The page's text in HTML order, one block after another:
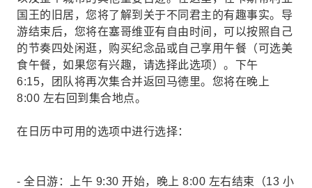
国王的旧居，您将了解到关于不同君主的有趣事实。导
游结束后，您将在塞哥维亚有自由时间，可以按照自己
的节奏四处闲逛，购买纪念品或自己享用午餐（可选美
食午餐，如果您有兴趣，请选择此选项）。下午
6:15，团队将再次集合并返回马德里。您将在晚上
8:00 左右回到集合地点。
在日历中可用的选项中进行选择：
- 全日游：上午 9:30 开始，晚上 8:00 左右结束（13 小